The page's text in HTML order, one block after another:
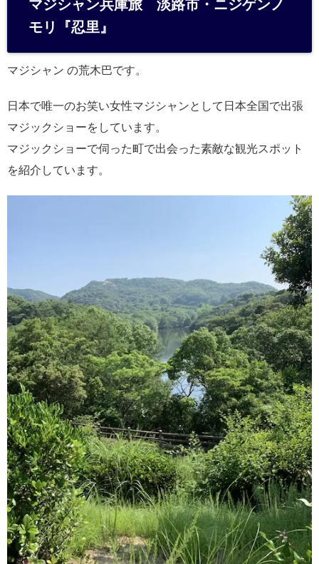
n
マジシャン兵庫旅 淡路市・ニジゲンノ
モリ『忍里』
マジシャン の荒木巴です。
日本で唯一のお笑い女性マジシャンとして日本全国で出張
マジックショーをしています。
マジックショーで伺った町で出会った素敵な観光スポット
を紹介しています。